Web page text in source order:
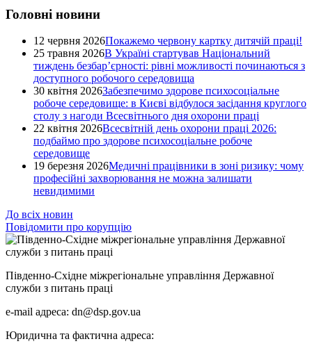
Головні новини
12 червня 2026Покажемо червону картку дитячій праці!
25 травня 2026В Україні стартував Національний
тиждень безбар’єрності: рівні можливості починаються з
доступного робочого середовища
30 квітня 2026Забезпечимо здорове психосоціальне
робоче середовище: в Києві відбулося засідання круглого
столу з нагоди Всесвітнього дня охорони праці
22 квітня 2026Всесвітній день охорони праці 2026:
подбаймо про здорове психосоціальне робоче
середовище
19 березня 2026Медичні працівники в зоні ризику: чому
професійні захворювання не можна залишати
невидимими
До всіх новин
Повідомити про корупцію
Південно-Східне міжрегіональне управління Державної
служби з питань праці
e-mail адреса: dn@dsp.gov.ua
Юридична та фактична адреса: